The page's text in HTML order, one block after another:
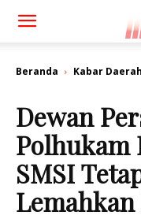
Beranda Kabar Daerah
Dewan
Polhukam
SMSI
Lemahkan